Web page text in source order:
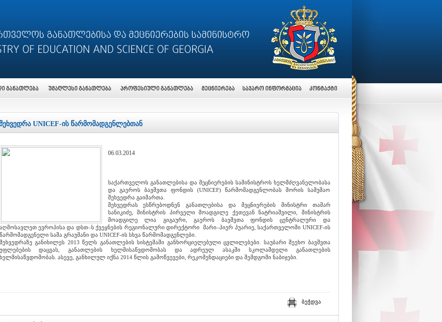
UNICEF-ის წარმომადგენლებთან
06.03.2014
საქართველოს განათლებისა და მეცნიერების სამინისტროს ხელმძღვანელობასა
და გაეროს ბავშვთა ფონდის (UNICEF) წარმომადგენლობას შორის სამუშაო
შეხვედრა გაიმართა.
შეხვედრას ესწრებოდნენ განათლებისა და მეცნიერების მინისტრი თამარ
სანიკიძე, მინისტრის პირველი მოადგილე ქეთევან ნატრიაშვილი, მინისტრის
მოადგილე ლია გიგაური, გაეროს ბავშვთა ფონდის ცენტრალური და
აღმოსავლეთ ევროპისა და დსთ–ს ქვეყნების რეგიონალური დირექტორი მარი–პიერ პუარიე, საქართველოში UNICEF-ის
წარმომადგენელი საშა გრაუმანი და UNICEF-ის სხვა წარმომადგენლები.
შეხვედრაზე განიხილეს 2013 წელს განათლების სისტემაში განხორციელებული ცვლილებები. საუბარი შეეხო ბავშვთა
უფლებების დაცვას, განათლების ხელმისაწვდომობას და ადრეულ ასაკში სკოლამდელი განათლების
ხელმისაწვდომობას. ასევე, განხილულ იქნა 2014 წლის გამოწვევები, რეკომენდაციები და შემდგომი ნაბიჯები.
ბეჭდვა